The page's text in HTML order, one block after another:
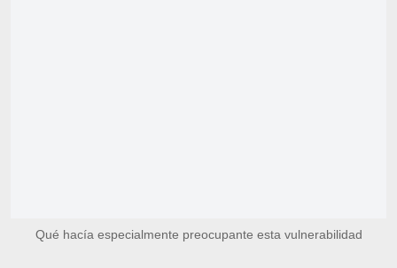
Qué hacía especialmente preocupante esta vulnerabilidad